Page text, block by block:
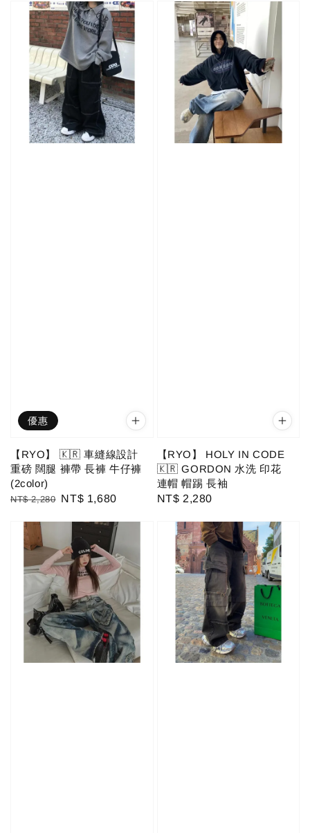
優惠
【RYO】 🇰🇷 車縫線設計
重磅 闊腿 褲帶 長褲 牛仔褲
(2color)
Regular
NT$ 2,280 Sale
NT$ 1,680
【RYO】 HOLY IN CODE
🇰🇷 GORDON 水洗 印花
連帽 帽踢 長袖
Regular
NT$ 2,280